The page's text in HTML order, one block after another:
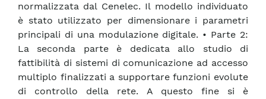
normalizzata dal Cenelec. Il modello individuato
è stato utilizzato per dimensionare i parametri
principali di una modulazione digitale. • Parte 2:
La seconda parte è dedicata allo studio di
fattibilità di sistemi di comunicazione ad accesso
multiplo finalizzati a supportare funzioni evolute
di controllo della rete. A questo fine si è